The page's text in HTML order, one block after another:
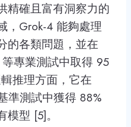
精確且富有洞察力的
，Grok-4 能夠處理
的各類問題，並在
專業測試中取得 95
推理方面，它在
準測試中獲得 88%
型 [5]。